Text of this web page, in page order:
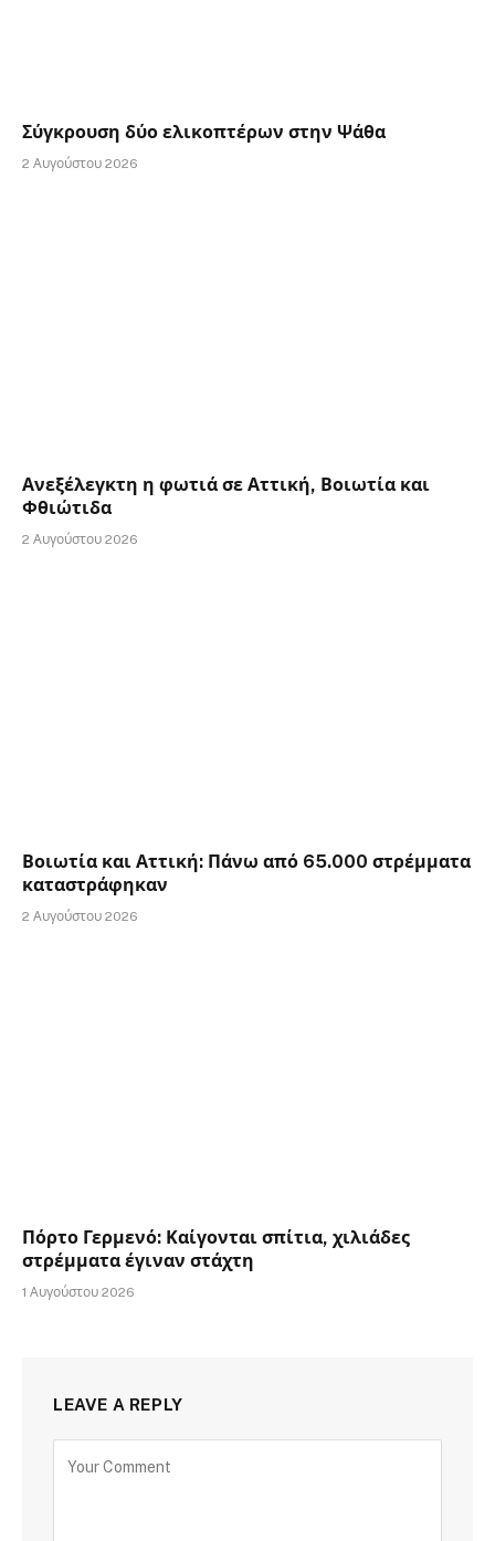
Σύγκρουση δύο ελικοπτέρων στην Ψάθα
2 Αυγούστου 2026
Ανεξέλεγκτη η φωτιά σε Αττική, Βοιωτία και
Φθιώτιδα
2 Αυγούστου 2026
Βοιωτία και Αττική: Πάνω από 65.000 στρέμματα
καταστράφηκαν
2 Αυγούστου 2026
Πόρτο Γερμενό: Καίγονται σπίτια, χιλιάδες
στρέμματα έγιναν στάχτη
1 Αυγούστου 2026
LEAVE A REPLY